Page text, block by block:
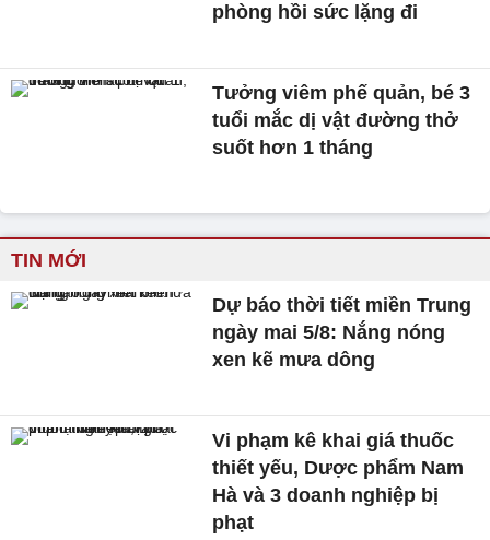
phòng hồi sức lặng đi
Tưởng viêm phế quản, bé 3
tuổi mắc dị vật đường thở
suốt hơn 1 tháng
TIN MỚI
Dự báo thời tiết miền Trung
ngày mai 5/8: Nắng nóng
xen kẽ mưa dông
Vi phạm kê khai giá thuốc
thiết yếu, Dược phẩm Nam
Hà và 3 doanh nghiệp bị
phạt